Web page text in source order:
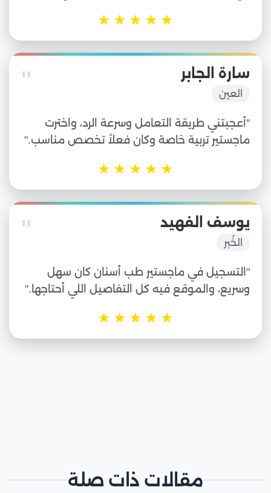
★
★
★
★
★
" سارة الجابر
العين
"أعجبتني طريقة التعامل وسرعة الرد، واخترت
ماجستير تربية خاصة وكان فعلاً تخصص مناسب."
★
★
★
★
★
" يوسف الفهيد
الخُبر
"التسجيل في ماجستير طب أسنان كان سهل
وسريع، والموقع فيه كل التفاصيل اللي أحتاجها."
★
★
★
★
★
مقالات ذات صلة